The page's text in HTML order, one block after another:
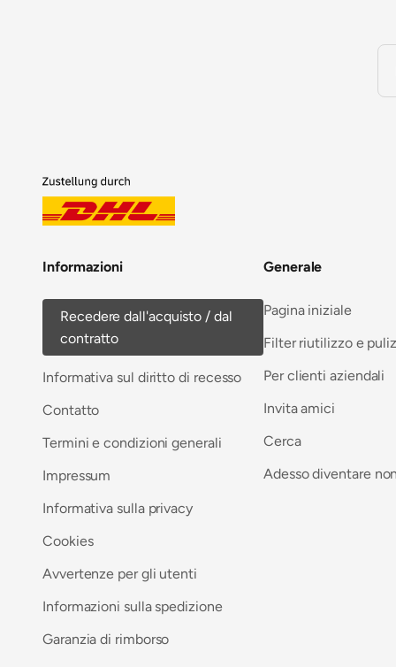
Informazioni
Recedere dall'acquisto / dal
contratto
Informativa sul diritto di recesso
Contatto
Termini e condizioni generali
Impressum
Informativa sulla privacy
Cookies
Avvertenze per gli utenti
Informazioni sulla spedizione
Garanzia di rimborso
Generale
Pagina iniziale
Filter riutilizzo e
Per clienti aziendali
Invita amici
Cerca
Adesso diventare